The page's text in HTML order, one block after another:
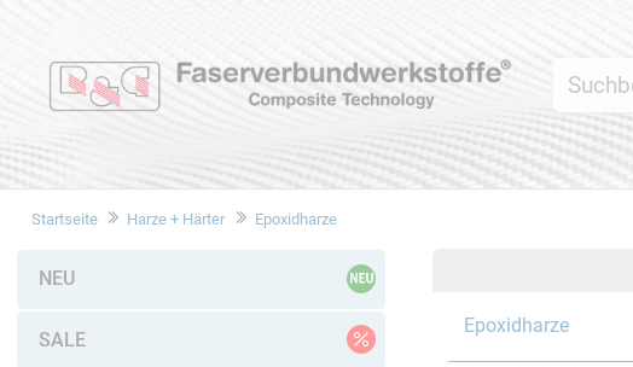
Startseite Harze + Härter Epoxidharze
NEU
SALE
Epoxidharze